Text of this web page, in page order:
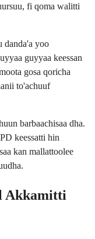
fi qoma walitti
danda'a yoo
guyyaa keessan
gosa qoricha
to'achuuf
barbaachisaa dha.
keessatti hin
kan mallattoolee
Akkamitti